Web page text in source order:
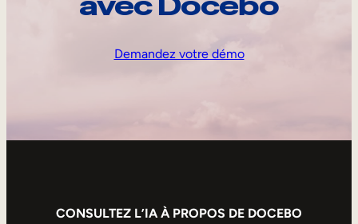
Demandez votre démo
CONSULTEZ L’IA À PROPOS DE DOCEBO